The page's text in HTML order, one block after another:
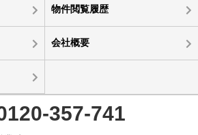
物件閲覧履歴
会社概要
357-741